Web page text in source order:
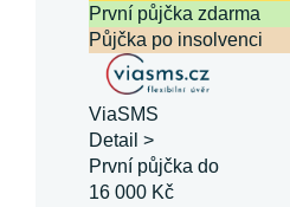
První půjčka zdarma
Půjčka po insolvenci
ViaSMS
Detail >
První půjčka do
16 000 Kč